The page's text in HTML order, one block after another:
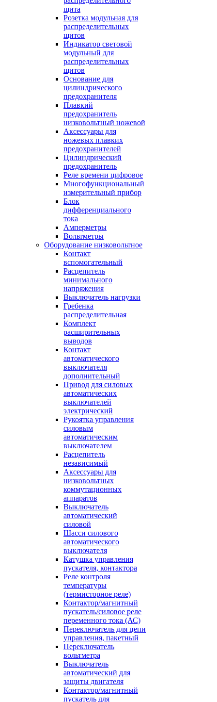
щита
Розетка модульная для
распределительных
щитов
Индикатор световой
модульный для
распределительных
щитов
Основание для
цилиндрического
предохранителя
Плавкий
предохранитель
низковольтный ножевой
Аксессуары для
ножевых плавких
предохранителей
Цилиндрический
предохранитель
Реле времени цифровое
Многофункциональный
измерительный прибор
Блок
дифференциального
тока
Амперметры
Вольтметры
Оборудование низковольтное
Контакт
вспомогательный
Расцепитель
минимального
напряжения
Выключатель нагрузки
Гребенка
распределительная
Комплект
расширительных
выводов
Контакт
автоматического
выключателя
дополнительный
Привод для силовых
автоматических
выключателей
электрический
Рукоятка управления
силовым
автоматическим
выключателем
Расцепитель
независимый
Аксессуары для
низковольтных
коммутационных
аппаратов
Выключатель
автоматический
силовой
Шасси силового
автоматического
выключателя
Катушка управления
пускателя, контактора
Реле контроля
температуры
(термисторное реле)
Контактор/магнитный
пускатель/силовое реле
переменного тока (АС)
Переключатель для цепи
управления, пакетный
Переключатель
вольтметра
Выключатель
автоматический для
защиты двигателя
Контактор/магнитный
пускатель для